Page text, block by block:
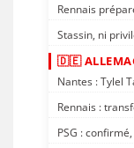
Rennais
Stassin, ni
🇩🇪
Nantes : Tylel
Rennais :
PSG :